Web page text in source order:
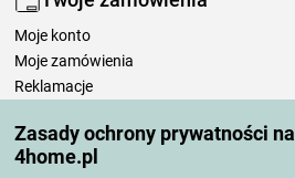
Zasady ochrony prywatności na
4home.pl
Moje konto
Moje zamówienia
Reklamacje
Zasady przetwarzania recenzji